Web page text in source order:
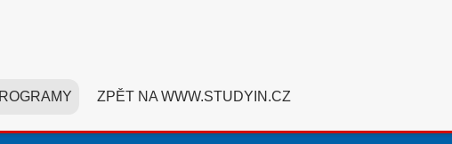
ZPĚT NA WWW.STUDYIN.CZ